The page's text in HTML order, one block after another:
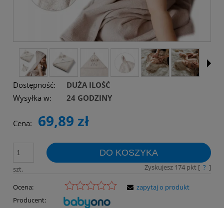
Dostępność:
DUŻA ILOŚĆ
Wysyłka w:
24 GODZINY
Cena: 69,89 zł
szt.
DO KOSZYKA
Zyskujesz 174pkt [ ? ]
Ocena:
Producent:
zapytaj o produkt